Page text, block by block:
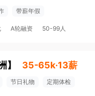
带薪年假
A轮融资 50-99人
】 35-65k·13薪
节日礼物 定期体检